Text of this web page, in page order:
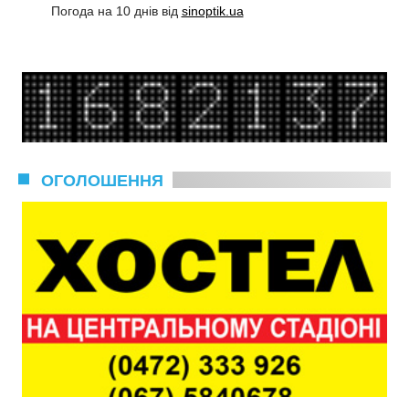
Погода на 10 днів від sinoptik.ua
ОГОЛОШЕННЯ